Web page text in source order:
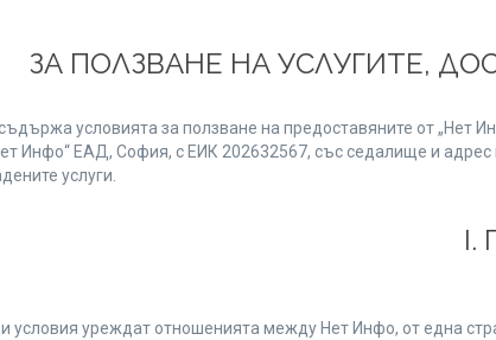
ЗА ПОЛЗВАНЕ НА УСЛУГИТЕ,
условията за ползване на предоставяните от „Нет
Инфо“ ЕАД, София, с ЕИК 202632567, със седалище и
услуги.
условия уреждат отношенията между Нет Инфо, от една